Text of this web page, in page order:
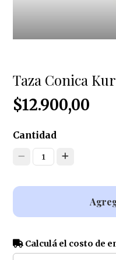
Taza Conica
$12.900,00
Cantidad
1
Calculá el costo de